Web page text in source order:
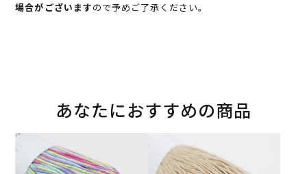
場合がございますので予めご了承ください。
あなたにおすすめの商品